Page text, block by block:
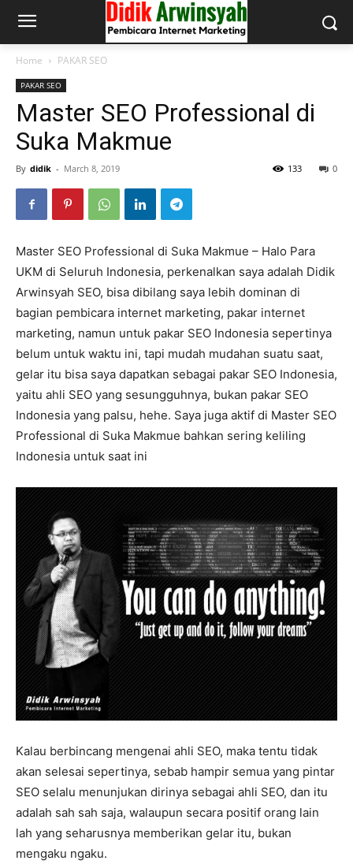
Home PAKAR SEO
PAKAR SEO
Master SEO Professional di
Suka Makmue
By didik - March 8, 2019 0
133
Master SEO Professional di Suka Makmue – Halo Para
UKM di Seluruh Indonesia, perkenalkan saya adalah Didik
Arwinsyah SEO, bisa dibilang saya lebih dominan di
bagian pembicara internet marketing, pakar internet
marketing, namun untuk pakar SEO Indonesia sepertinya
belum untuk waktu ini, tapi mudah mudahan suatu saat,
gelar itu bisa saya dapatkan sebagai pakar SEO Indonesia,
yaitu ahli SEO yang sesungguhnya, bukan pakar SEO
Indonesia yang palsu, hehe. Saya juga aktif di Master SEO
Professional di Suka Makmue bahkan sering keliling
Indonesia untuk saat ini
Kalau berbincang mengenai ahli SEO, maka tentu tidak
akan selesai sepertinya, sebab hampir semua yang pintar
SEO selalu menunjukan dirinya sebagai ahli SEO, dan itu
adalah sah sah saja, walaupun secara positif orang lain
lah yang seharusnya memberikan gelar itu, bukan
mengaku ngaku.